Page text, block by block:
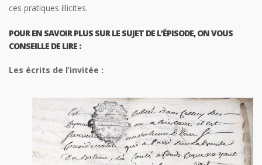
ces pratiques illicites.
POUR EN SAVOIR PLUS SUR LE SUJET DE L’ÉPISODE, ON VOUS
CONSEILLE DE LIRE :
Les écrits de l’invitée :